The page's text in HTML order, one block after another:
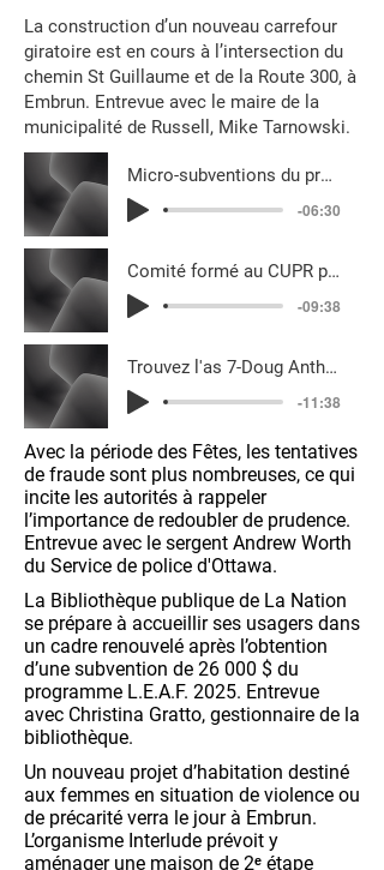
La construction d’un nouveau carrefour
giratoire est en cours à l’intersection du
chemin St Guillaume et de la Route 300, à
Embrun. Entrevue avec le maire de la
municipalité de Russell, Mike Tarnowski.
Micro-subventions du programme VIF-Ajà B
-06:30
Comité formé au CUPR pour le train Alto-
-09:38
Trouvez l'as 7-Doug Anthony-27 mars 2026
-11:38
Avec la période des Fêtes, les tentatives
de fraude sont plus nombreuses, ce qui
incite les autorités à rappeler
l’importance de redoubler de prudence.
Entrevue avec le sergent Andrew Worth
du Service de police d'Ottawa.
La Bibliothèque publique de La Nation
se prépare à accueillir ses usagers dans
un cadre renouvelé après l’obtention
d’une subvention de 26 000 $ du
programme L.E.A.F. 2025. Entrevue
avec Christina Gratto, gestionnaire de la
bibliothèque.
Un nouveau projet d’habitation destiné
aux femmes en situation de violence ou
de précarité verra le jour à Embrun.
L’organisme Interlude prévoit y
aménager une maison de 2ᵉ étape